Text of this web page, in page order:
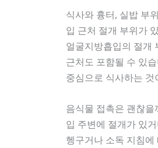
식사와 흉터, 실밥 부
입 근처 절개 부위가
얼굴지방흡입의 절개
근처도 포함될 수 있
중심으로 식사하는 것
음식물 접촉은 괜찮을
입 주변에 절개가 있
헹구거나 소독 지침